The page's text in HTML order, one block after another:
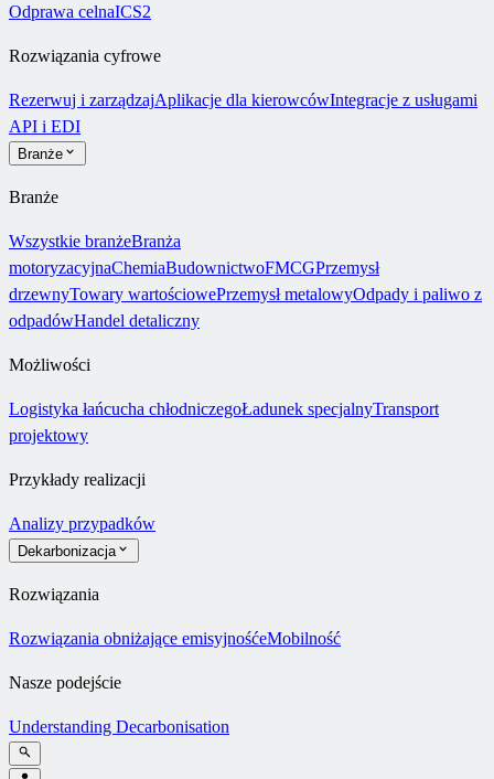
Odprawa celnaICS2
Rozwiązania cyfrowe
Rezerwuj i zarządzajAplikacje dla kierowcówIntegracje z usługami
API i EDI
Branże
Branże
Wszystkie branżeBranża
motoryzacyjnaChemiaBudownictwoFMCGPrzemysł
drzewnyTowary wartościowePrzemysł metalowyOdpady i paliwo z
odpadówHandel detaliczny
Możliwości
Logistyka łańcucha chłodniczegoŁadunek specjalnyTransport
projektowy
Przykłady realizacji
Analizy przypadków
Dekarbonizacja
Rozwiązania
Rozwiązania obniżające emisyjnośćeMobilność
Nasze podejście
Understanding Decarbonisation